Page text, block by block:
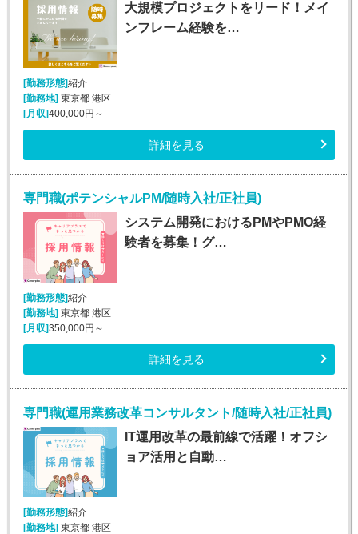
大規模プロジェクトをリード！メイ
ンフレーム経験を…
[勤務形態]紹介
[勤務地] 東京都 港区
[月収]400,000円～
詳細を見る
専門職(ポテンシャルPM/随時入社/正社員)
システム開発におけるPMやPMO経
験者を募集！グ…
[勤務形態]紹介
[勤務地] 東京都 港区
[月収]350,000円～
詳細を見る
専門職(運用業務改革コンサルタント/随時入社/正社員)
IT運用改革の最前線で活躍！オフシ
ョア活用と自動…
[勤務形態]紹介
[勤務地]東京都 港区